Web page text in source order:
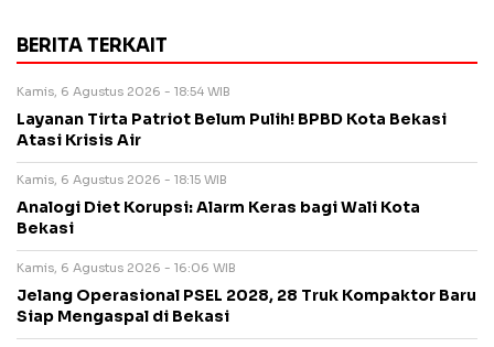
BERITA TERKAIT
Kamis, 6 Agustus 2026 - 18:54 WIB
Layanan Tirta Patriot Belum Pulih! BPBD Kota Bekasi
Atasi Krisis Air
Kamis, 6 Agustus 2026 - 18:15 WIB
Analogi Diet Korupsi: Alarm Keras bagi Wali Kota
Bekasi
Kamis, 6 Agustus 2026 - 16:06 WIB
Jelang Operasional PSEL 2028, 28 Truk Kompaktor Baru
Siap Mengaspal di Bekasi